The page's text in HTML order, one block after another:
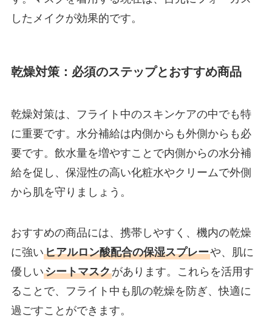
したメイクが効果的です。
乾燥対策：必須のステップとおすすめ商品
乾燥対策は、フライト中のスキンケアの中でも特
に重要です。水分補給は内側からも外側からも必
要です。飲水量を増やすことで内側からの水分補
給を促し、保湿性の高い化粧水やクリームで外側
から肌を守りましょう。
おすすめの商品には、携帯しやすく、機内の乾燥
に強いヒアルロン酸配合の保湿スプレーや、肌に
優しいシートマスクがあります。これらを活用す
ることで、フライト中も肌の乾燥を防ぎ、快適に
過ごすことができます。